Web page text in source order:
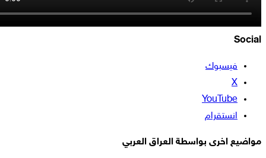
فيسبوك
‫YouTube
انستقرام
اخرى بواسطة العراق العربي